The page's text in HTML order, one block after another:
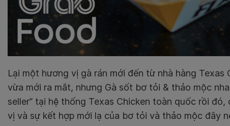
Lại một hương vị gà rán mới đến từ nhà hàng Texas
vừa mới ra mắt, nhưng Gà sốt bơ tỏi & thảo mộc
seller” tại hệ thống Texas Chicken toàn quốc rồi
vị và sự kết hợp mới lạ của bơ tỏi và thảo mộc đây